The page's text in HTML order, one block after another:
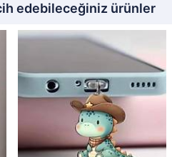
edebileceğiniz ürünler